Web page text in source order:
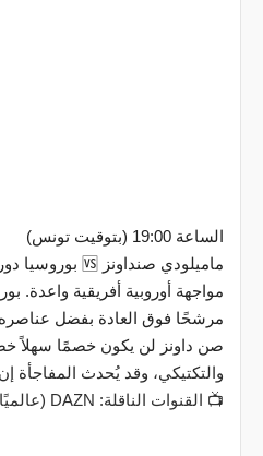
الساعة 19:00 (بتوقيت تونس)
ماميلودي صنداونز 🆚 بوروسيا دورتموند
مواجهة أوروبية أفريقية واعدة.
مرشحًا فوق العادة بفضل عناصره
صن داونز لن يكون خصمًا سهلاً
والتكتيكي، وقد يُحدث المفاجأة
📺 القنوات الناقلة: DAZN (عالميًا) – SuperSport (إفريقيا)